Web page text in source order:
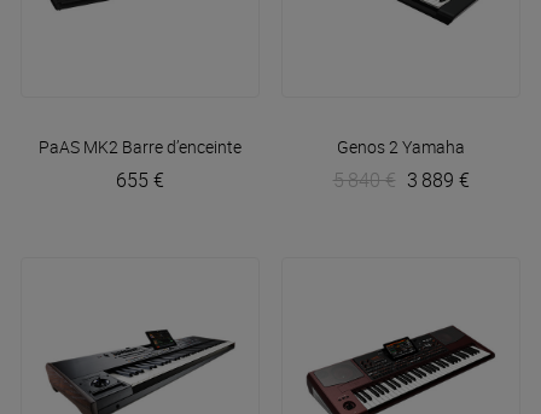
PaAS MK2 Barre d’enceinte
655 €
Genos 2 Yamaha
5 840 € 3 889 €